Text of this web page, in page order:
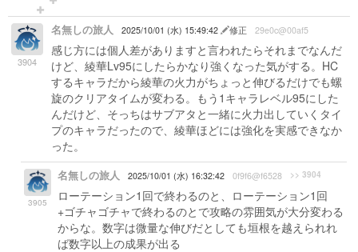
3904
名無しの旅人 2025/10/01 (水) 15:49:42 修正 29e0c@00af5
感じ方には個人差がありますと言われたらそれまでなんだ
けど、綾華Lv95にしたらかなり強くなった気がする。HC
するキャラだから綾華の火力がちょっと伸びるだけでも螺
旋のクリアタイムが変わる。もう1キャラレベル95にした
んだけど、そっちはサブアタと一緒に火力出していくタイ
プのキャラだったので、綾華ほどには強化を実感できなか
った。
3905
名無しの旅人 2025/10/01 (水) 16:32:42 0f9f6@f6528 >> 3904
ローテーション1回で終わるのと、ローテーション1回
+ゴチャゴチャで終わるのとで攻略の雰囲気が大分変わる
からな。数字は微量な伸びだとしても垣根を越えられれ
ば数字以上の成果が出る